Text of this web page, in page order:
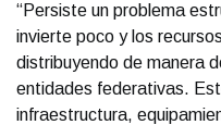
“Persiste un problema
invierte poco y los
distribuyendo de manera
entidades federativas.
infraestructura,